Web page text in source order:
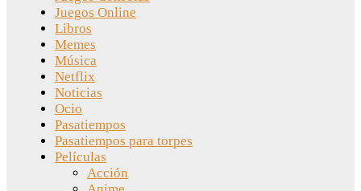
Juegos Online
Libros
Memes
Música
Netflix
Noticias
Ocio
Pasatiempos
Pasatiempos para torpes
Películas
Acción